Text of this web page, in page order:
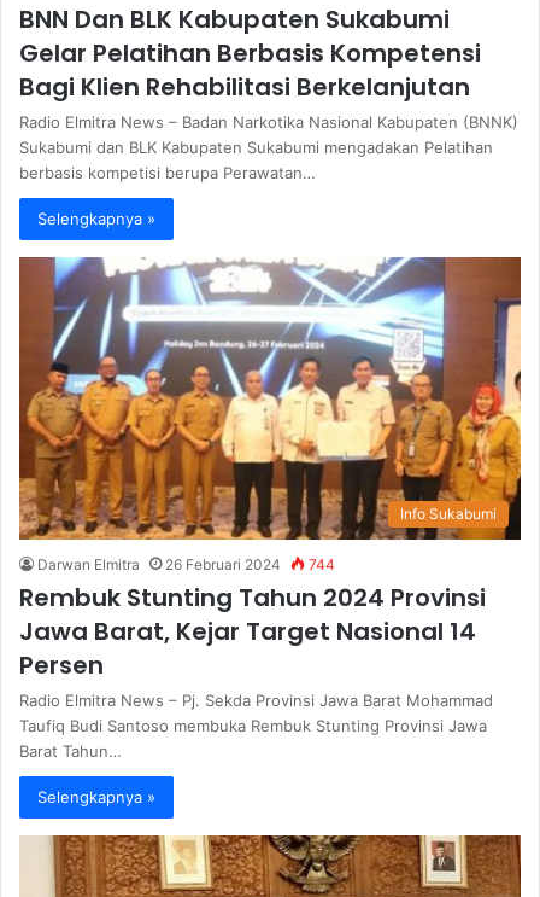
BNN Dan BLK Kabupaten Sukabumi
Gelar Pelatihan Berbasis Kompetensi
Bagi Klien Rehabilitasi Berkelanjutan
Radio Elmitra News – Badan Narkotika Nasional Kabupaten (BNNK)
Sukabumi dan BLK Kabupaten Sukabumi mengadakan Pelatihan
berbasis kompetisi berupa Perawatan…
Selengkapnya »
Info Sukabumi
Darwan Elmitra 26 Februari 2024 744
Rembuk Stunting Tahun 2024 Provinsi
Jawa Barat, Kejar Target Nasional 14
Persen
Radio Elmitra News – Pj. Sekda Provinsi Jawa Barat Mohammad
Taufiq Budi Santoso membuka Rembuk Stunting Provinsi Jawa
Barat Tahun…
Selengkapnya »